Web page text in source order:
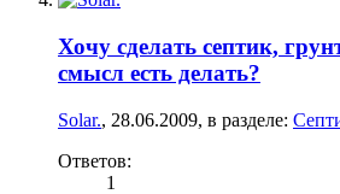
Хочу сделать септик,
смысл есть делать?
Solar., 28.06.2009, в разделе:
Ответов:
1